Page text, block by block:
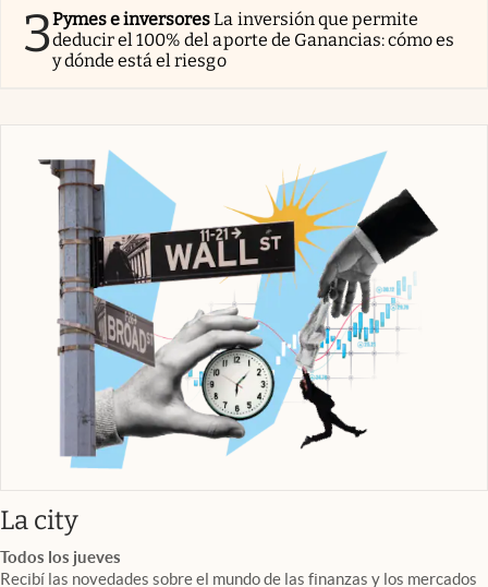
3Pymes e inversoresLa inversión que permite
deducir el 100% del aporte de Ganancias: cómo es
y dónde está el riesgo
La cityabre en nueva pestaña
Todos los jueves
Recibí las novedades sobre el mundo de las finanzas y los mercados